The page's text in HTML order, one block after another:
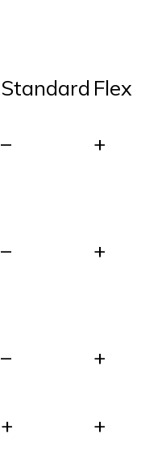
Standard Flex
– +
– +
– +
+
+